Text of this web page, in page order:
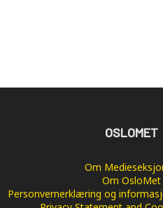
OSLOMET
Om
Om OsloMet
Personvernerklæring og